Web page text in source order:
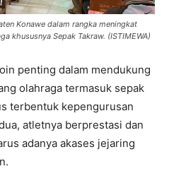
Konawe dalam rangka meningkat
khususnya Sepak Takraw. (ISTIMEWA)
penting dalam mendukung
olahraga termasuk sepak
terbentuk kepengurusan
atletnya berprestasi dan
adanya akases jejaring